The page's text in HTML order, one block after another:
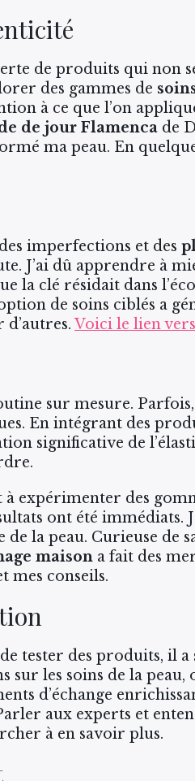
de produits qui non
des gammes de
à ce que l’on
de jour Flamenca de
ma peau. En
imperfections et des
J’ai dû apprendre à
la clé résidait dans
de soins ciblés a
Voici le lien
sur mesure.
En intégrant des
significative de
expérimenter des
ont été immédiats.
la peau. Curieuse de
maison a fait des
mes conseils.
de tester des produits,
sur les soins de la peau,
d’échange
aux experts et
à en savoir plus.